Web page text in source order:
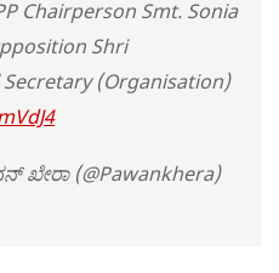
Chairperson Smt. Sonia
Shri
Secretary (Organisation)
(@Pawankhera)